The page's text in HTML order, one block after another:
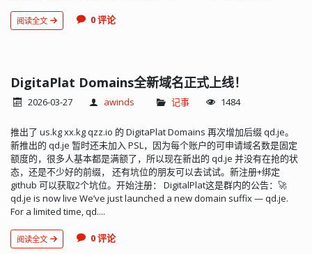
阅读全文 0 评论
DigitaPlat Domains全新域名正式上线！
2026-03-27 awinds 记事 1484
推出了 us.kg xx.kg qzz.io 的 DigitaPlat Domains 再次增加后缀 qd.je。
新推出的 qd.je 暂时还未加入 PSL，因为每个账户的可申请域名数是固定
额度的，很多人基本都是满额了，所以现在新出的 qd.je 并没有在抢的状
态，还是不少好的前缀， 还有坑位的朋友可以去试试。新注册+绑定
github 可以获取2个坑位。开始注册： DigitalPlat这是群内的公告：🚀
qd.je is now live We’ve just launched a new domain suffix — qd.je.
For a limited time, qd....
阅读全文 0 评论